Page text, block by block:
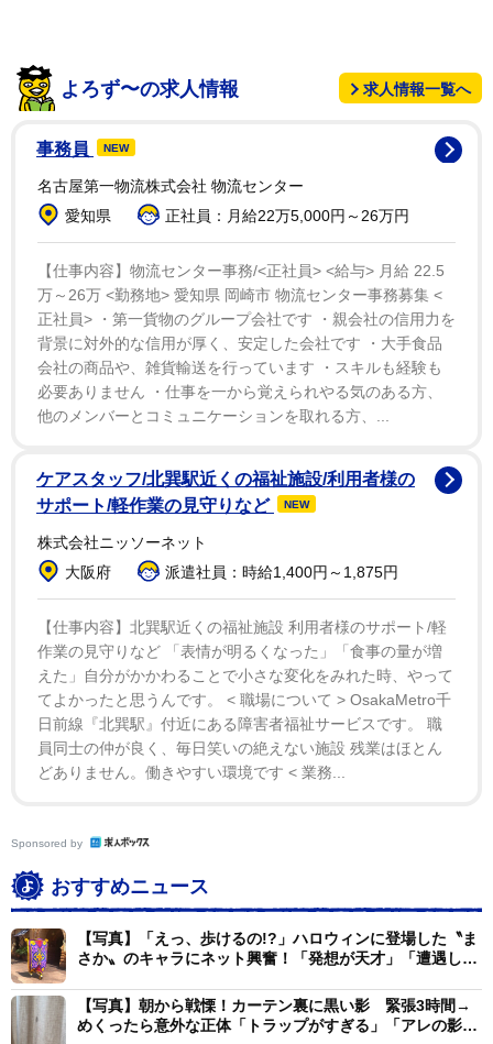
水さんがX（@3mof__）で公開した動画より
かわいい前足の主は、愛猫の藍（らん）くん。2歳の
男の子だ。お母さんか水さん自身がトイレに入った際に
やる行動で、同動画は水さんが撮影したものだという。
ただ、毎回必ずというわけではなく「遊んでいる途中で
人間がトイレに行った時や長くこもっている時などに来
ます」と明かした。
ドアを開けると「その瞬間に手がかかってこじあけて
くる時もありますし、足にすりすりしてくる時もありま
す」とパターンは分かれるが「どちらにしても喜んでい
ます」と数分ぶりの再会が何よりうれしいようだ。
同動画は5日時点で900万回以上視聴され、いいねは
11万件を突破。「かわいすぎて笑っちゃった」「逆にず
ーっとトイレに入って眺めていたい」「お母さま愛され
すぎてる～」「お手々ヒョコヒョコかわい過ぎるんです
けどー」「これでゆっくりできる人がいたらビックリ」
「ニャンちゃんのおててが不法侵入中」とかわいさに悶
絶する声が続出。「うちの子もトイレで母にこれやって
よろず〜の求人情報 求人情報一覧へ
事務員 NEW
名古屋第一物流株式会社 物流センター
愛知県
正社員：月給22万5,000円～26万円
【仕事内容】物流センター事務/<正社員> <給与> 月給 22.5
万～26万 <勤務地> 愛知県 岡崎市 物流センター事務募集 <
正社員> ・第一貨物のグループ会社です ・親会社の信用力を
背景に対外的な信用が厚く、安定した会社です ・大手食品
会社の商品や、雑貨輸送を行っています ・スキルも経験も
必要ありません ・仕事を一から覚えられやる気のある方、
他のメンバーとコミュニケーションを取れる方、...
ケアスタッフ/北巽駅近くの福祉施設/利用者様の
サポート/軽作業の見守りなど
NEW
株式会社ニッソーネット
大阪府
派遣社員：時給1,400円～1,875円
【仕事内容】北巽駅近くの福祉施設 利用者様のサポート/軽
作業の見守りなど 「表情が明るくなった」「食事の量が増
えた」自分がかかわることで小さな変化をみれた時、やって
てよかったと思うんです。 < 職場について > OsakaMetro千
日前線『北巽駅』付近にある障害者福祉サービスです。 職
員同士の仲が良く、毎日笑いの絶えない施設 残業はほとん
どありません。働きやすい環境です < 業務...
Sponsored by
おすすめニュース
【写真】「えっ、歩けるの!?」ハロウィンに登場した〝ま
さか〟のキャラにネット興奮！「発想が天才」「遭遇した
【写真】朝から戦慄！カーテン裏に黒い影 緊張3時間→
めくったら意外な正体「トラップがすぎる」「アレの影す